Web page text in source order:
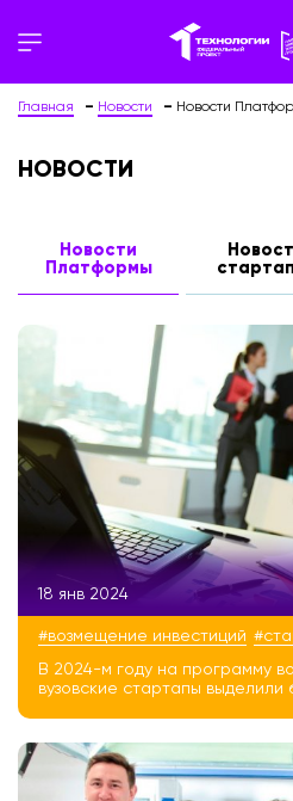
Главная Новости Новости
НОВОСТИ
Новости
Платформы
18 янв 2024
#возмещение инвестиций
В 2024-м году на программу
вузовские стартапы